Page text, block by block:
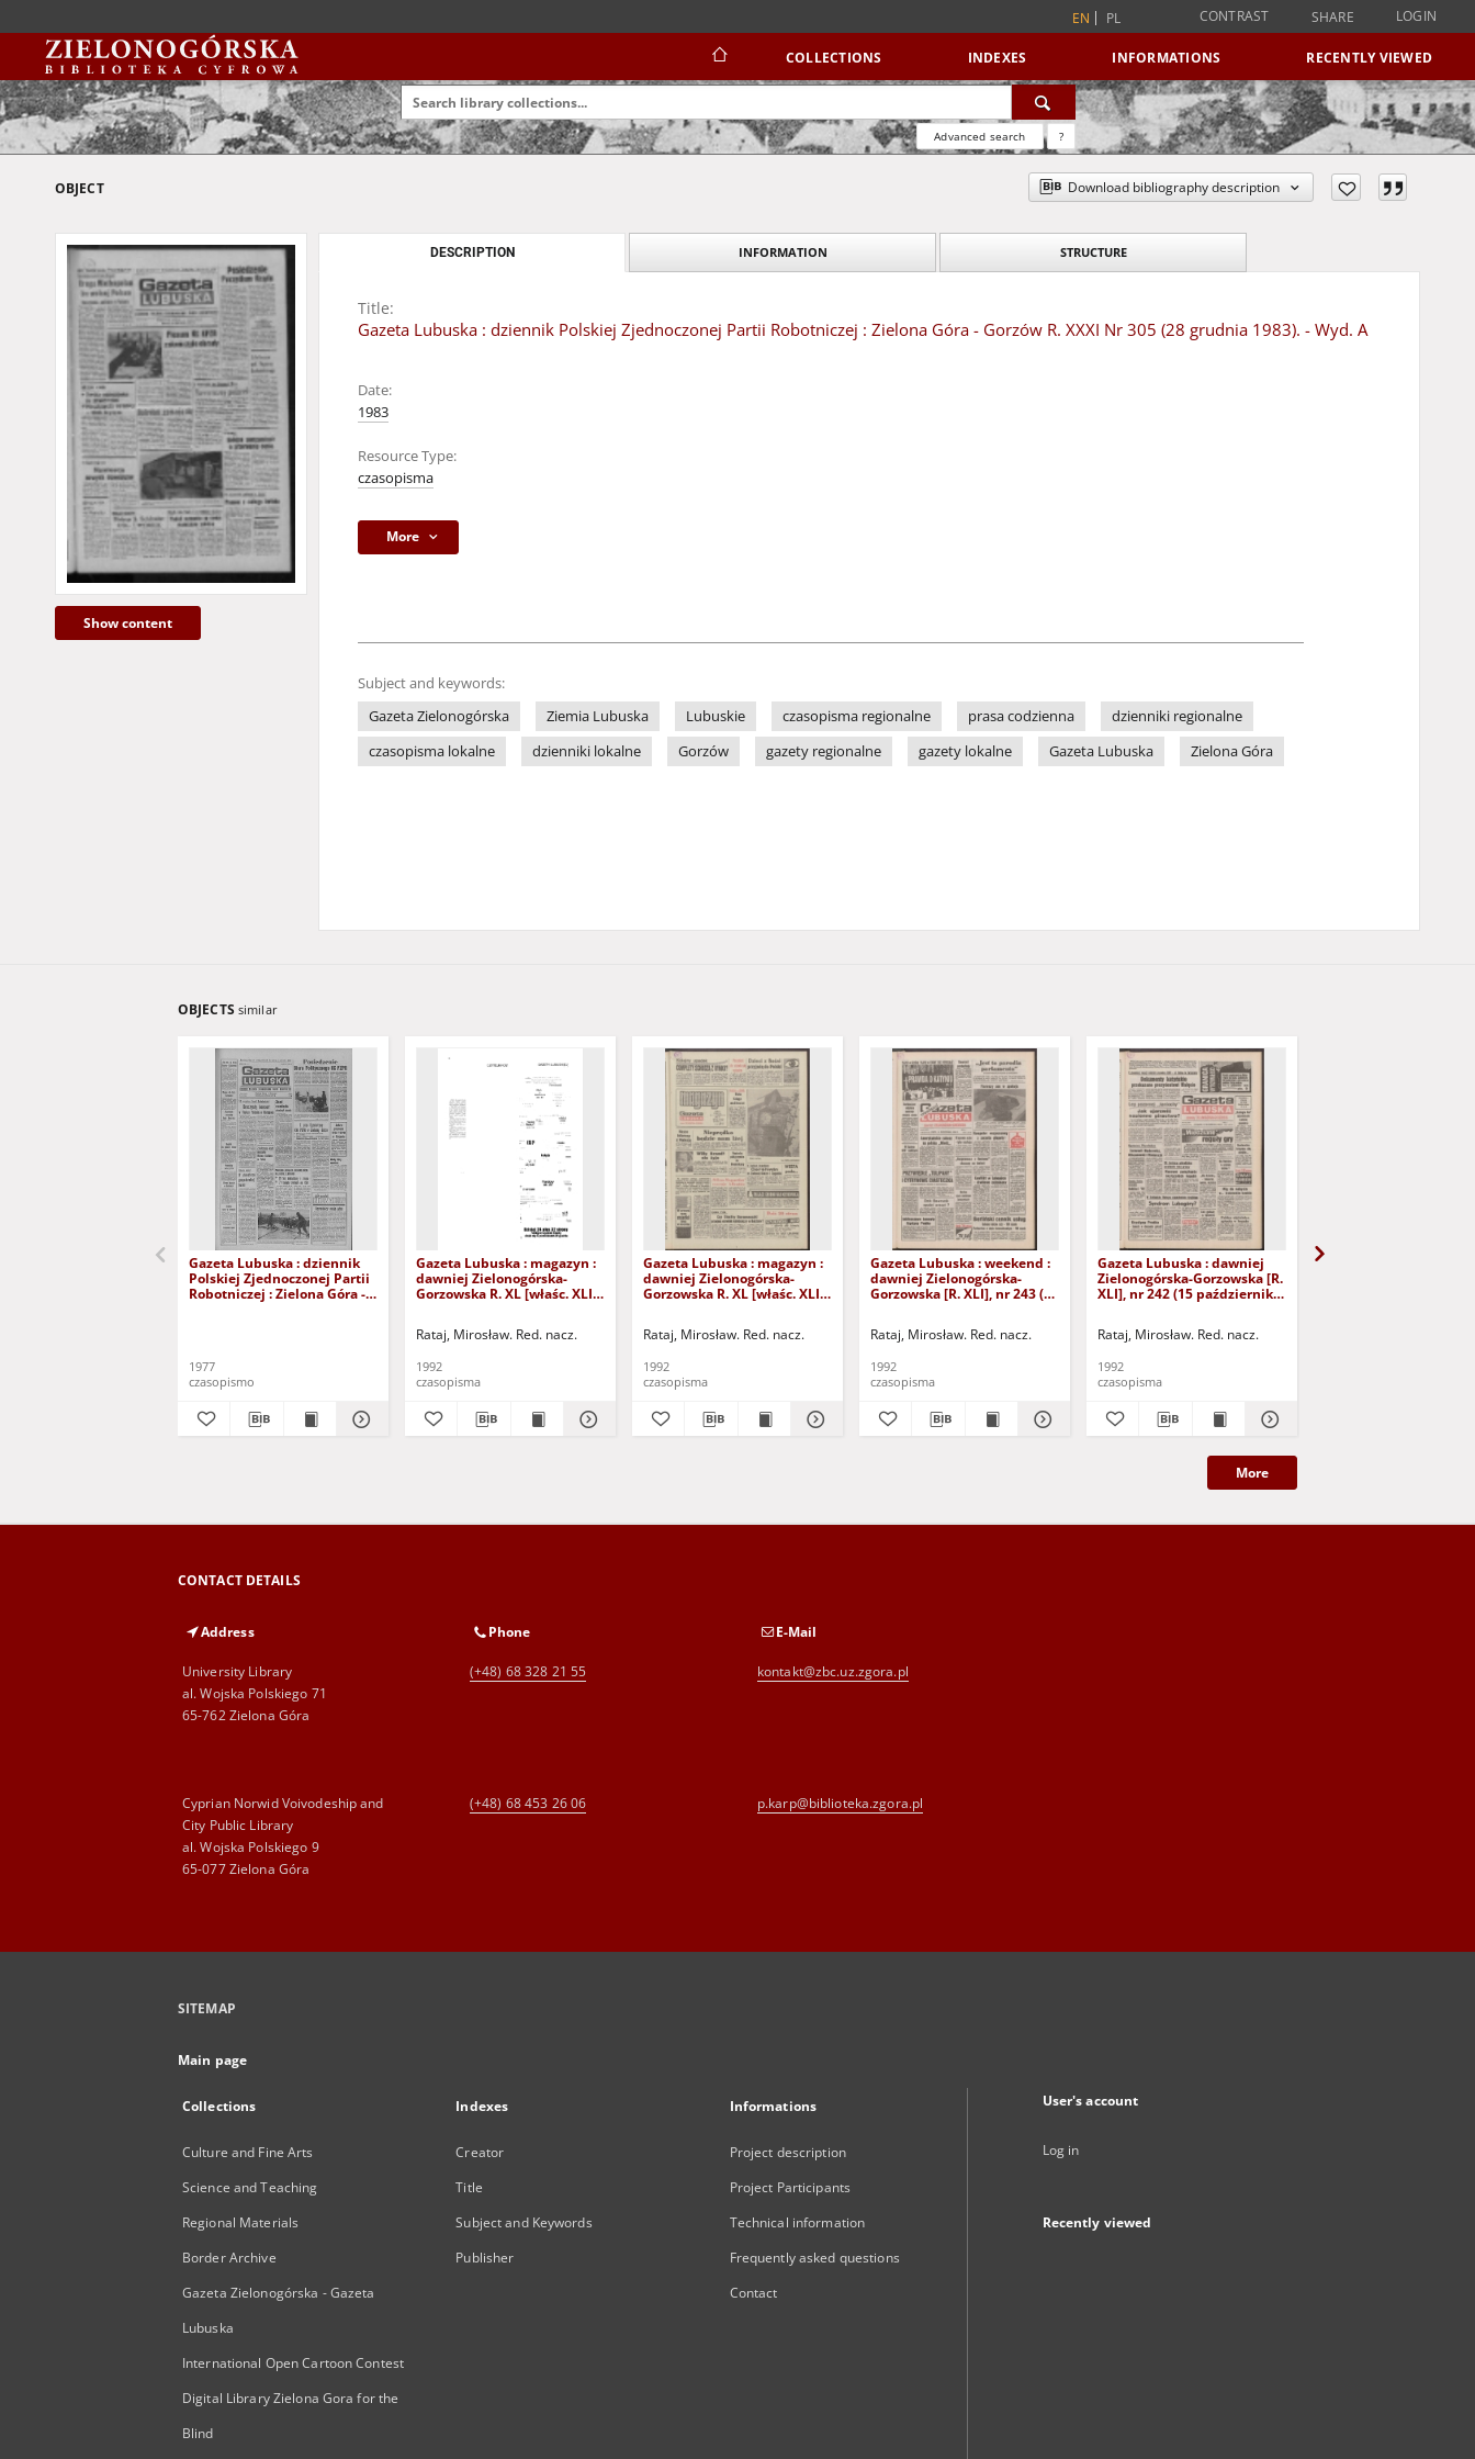
EN PL CONTRAST SHARE LOGIN
COLLECTIONS INDEXES INFORMATIONS RECENTLY VIEWED
Advanced search ?
OBJECT Download bibliography description
Show content
DESCRIPTION INFORMATION STRUCTURE
Title:
Gazeta Lubuska : dziennik Polskiej Zjednoczonej Partii Robotniczej : Zielona Góra - Gorzów R. XXXI Nr 305 (28 grudnia 1983). - Wyd. A
Date:
1983
Resource Type:
czasopisma
More
Subject and keywords:
Gazeta Zielonogórska
Ziemia Lubuska Lubuskie czasopisma regionalne prasa codzienna
dzienniki regionalne
czasopisma lokalne
dzienniki lokalne Gorzów gazety regionalne gazety lokalne Gazeta Lubuska Zielona Góra
OBJECTS similar
Gazeta Lubuska : dziennik
Polskiej Zjednoczonej Partii
Robotniczej : Zielona Góra -
1977
czasopismo
Gazeta Lubuska : magazyn :
dawniej Zielonogórska-
Gorzowska R. XL [właśc. XLI],
Rataj, Mirosław. Red. nacz.
1992
czasopisma
Gazeta Lubuska : magazyn :
dawniej Zielonogórska-
Gorzowska R. XL [właśc. XLI],
Rataj, Mirosław. Red. nacz.
1992
czasopisma
Gazeta Lubuska : weekend :
dawniej Zielonogórska-
Gorzowska [R. XLI], nr 243 (16
Rataj, Mirosław. Red. nacz.
1992
czasopisma
Gazeta Lubuska : dawniej
Zielonogórska-Gorzowska [R.
XLI], nr 242 (15 października
Rataj, Mirosław. Red. nacz.
1992
czasopisma
More
CONTACT DETAILS
Address
University Library
al. Wojska Polskiego 71
65-762 Zielona Góra
Phone
(+48) 68 328 21 55
E-Mail
kontakt@zbc.uz.zgora.pl
Cyprian Norwid Voivodeship and
City Public Library
al. Wojska Polskiego 9
65-077 Zielona Góra
(+48) 68 453 26 06 p.karp@biblioteka.zgora.pl
SITEMAP
Main page
Collections
Culture and Fine Arts
Science and Teaching
Regional Materials
Border Archive
Gazeta Zielonogórska - Gazeta
Lubuska
International Open Cartoon Contest
Digital Library Zielona Gora for the
Blind
Indexes
Creator
Title
Subject and Keywords
Publisher
Informations
Project description
Project Participants
Technical information
Frequently asked questions
Contact
User's account
Log in
Recently viewed